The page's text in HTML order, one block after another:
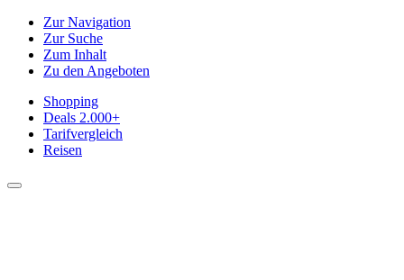
Zur Navigation
Zur Suche
Zum Inhalt
Zu den Angeboten
Shopping
Deals 2.000+
Tarifvergleich
Reisen